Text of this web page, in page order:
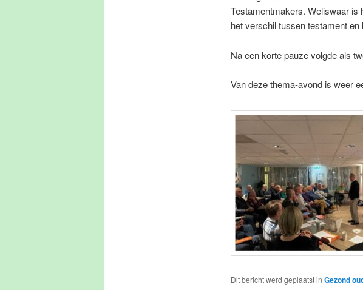
Testamentmakers. Weliswaar is
het verschil tussen testament en
Na een korte pauze volgde als
Van deze thema-avond is weer
Dit bericht werd geplaatst in Gezond